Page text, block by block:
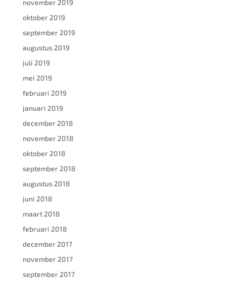
november 2019
oktober 2019
september 2019
augustus 2019
juli 2019
mei 2019
februari 2019
januari 2019
december 2018
november 2018
oktober 2018
september 2018
augustus 2018
juni 2018
maart 2018
februari 2018
december 2017
november 2017
september 2017